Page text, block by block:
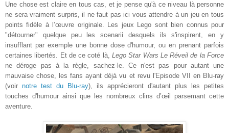
Une chose est claire en tous cas, et je pense qu'àce niveau là personne
ne sera vraiment surpris, il ne faut pas ici vous attendre à un jeu en tous
points fidèle à l’œuvre originale. Les jeux Lego sont bien connus pour
"détourner" quelque peu lesscenarii
desquels ils s'inspirent, en y
insufflant par exemple une bonne dose d'humour, ou en prenant parfois
certaines libertés. Et de ce coté là,Lego Star Wars Le Réveil de la Force
ne déroge pas à la règle, sachez-le. Ce n'est pas pour autant une
mauvaise chose, les fans ayant déjà vu et revu l'Episode VII en Blu-ray
(voir notre test du Blu-ray), ils apprécieront d'autant plus les petites
touches d'humour ainsi que les nombreux clins d’œil parsemant cette
aventure.